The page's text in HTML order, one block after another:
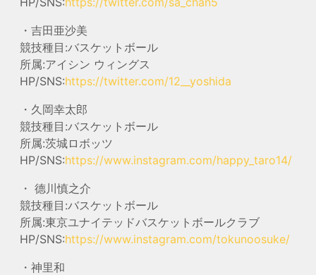
・吉田亜沙美
競技種目:バスケットボール
所属:アイシン ウィングス
HP/SNS:https://twitter.com/12__yoshida
・久岡幸太郎
競技種目:バスケットボール
所属:茨城ロボッツ
HP/SNS:https://www.instagram.com/happy_taro14/
・ 德川慎之介
競技種目:バスケットボール
所属:東京ユナイテッドバスケットボールクラブ
HP/SNS:https://www.instagram.com/tokunoosuke/
・神里和